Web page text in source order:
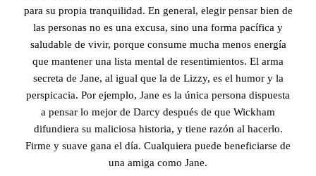
para su propia tranquilidad. En general, elegir pensar bien de
las personas no es una excusa, sino una forma pacífica y
saludable de vivir, porque consume mucha menos energía
que mantener una lista mental de resentimientos. El arma
secreta de Jane, al igual que la de Lizzy, es el humor y la
perspicacia. Por ejemplo, Jane es la única persona dispuesta
a pensar lo mejor de Darcy después de que Wickham
difundiera su maliciosa historia, y tiene razón al hacerlo.
Firme y suave gana el día. Cualquiera puede beneficiarse de
una amiga como Jane.